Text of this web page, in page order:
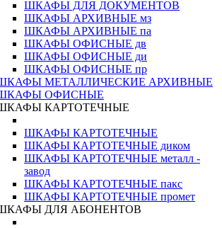
ШКАФЫ ДЛЯ ДОКУМЕНТОВ
ШКАФЫ АРХИВНЫЕ мз
ШКАФЫ АРХИВНЫЕ па
ШКАФЫ ОФИСНЫЕ дв
ШКАФЫ ОФИСНЫЕ ди
ШКАФЫ ОФИСНЫЕ пр
МЕТАЛЛИЧЕСКИЕ АРХИВНЫЕ
ОФИСНЫЕ
КАРТОТЕЧНЫЕ
ШКАФЫ КАРТОТЕЧНЫЕ
ШКАФЫ КАРТОТЕЧНЫЕ диком
ШКАФЫ КАРТОТЕЧНЫЕ металл -
завод
ШКАФЫ КАРТОТЕЧНЫЕ пакс
ШКАФЫ КАРТОТЕЧНЫЕ промет
ДЛЯ АБОНЕНТОВ